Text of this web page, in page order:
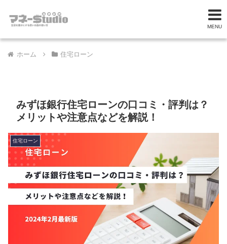
MENU
ホーム 住宅ローン
みずほ銀行住宅ローンの口コミ・評判は？
メリットや注意点などを解説！
住宅ローン